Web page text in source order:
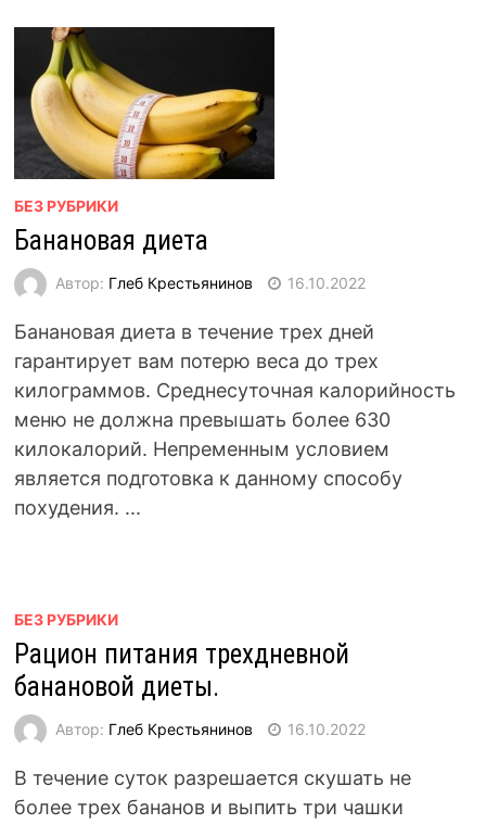
БЕЗ РУБРИКИ
Банановая диета
Автор: Глеб Крестьянинов 16.10.2022
Банановая диета в течение трех дней
гарантирует вам потерю веса до трех
килограммов. Среднесуточная калорийность
меню не должна превышать более 630
килокалорий. Непременным условием
является подготовка к данному способу
похудения. ...
БЕЗ РУБРИКИ
Рацион питания трехдневной
банановой диеты.
Автор: Глеб Крестьянинов 16.10.2022
В течение суток разрешается скушать не
более трех бананов и выпить три чашки